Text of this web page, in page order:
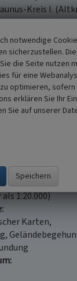
Kreis I.
Archäologie,
1:20.000)
Karten,
notwendige
sicherzustellen.
die Seite nutzen
für eine
optimieren,
erklären Sie Ihr
Sie auf unserer